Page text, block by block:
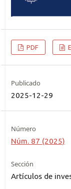
PDF
Publicado
2025-12-29
Número
Núm. 87 (2025)
Sección
Artículos de